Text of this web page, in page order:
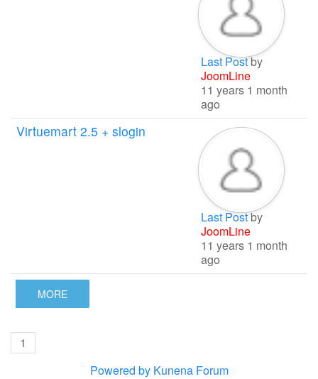
MORE
Last Postby
JoomLine
11 years 1 month
ago
Virtuemart 2.5 + slogin
Last Postby
JoomLine
11 years 1 month
ago
1
Powered by Kunena Forum